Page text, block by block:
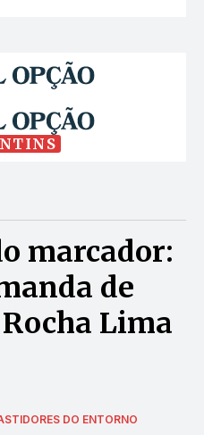
marcador:
de
Lima
DO ENTORNO